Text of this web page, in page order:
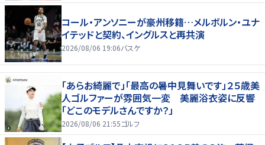
コール・アンソニーが豪州移籍…メルボルン・ユナ
イテッドと契約、イングルスと再共演
2026/08/06 19:06バスケ
「あらお綺麗で」「最高の暑中見舞いです」２５歳美
人ゴルファーが雰囲気一変 美麗浴衣姿に反響
「どこのモデルさんですか？」
2026/08/06 21:55ゴルフ